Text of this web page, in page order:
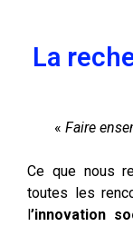
La
« Faire
Ce que nous
toutes les
l’innovation